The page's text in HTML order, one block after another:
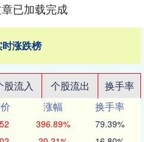
已加载完成
涨跌榜
股流入 个股流出
换手率
涨幅
换手率
396.89% 79.39%